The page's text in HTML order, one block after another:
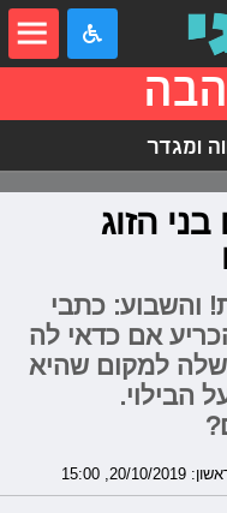
ומגדר
הזוג
והשבוע: כתבי
אם כדאי לה
למקום שהיא
הבילוי.
15:00